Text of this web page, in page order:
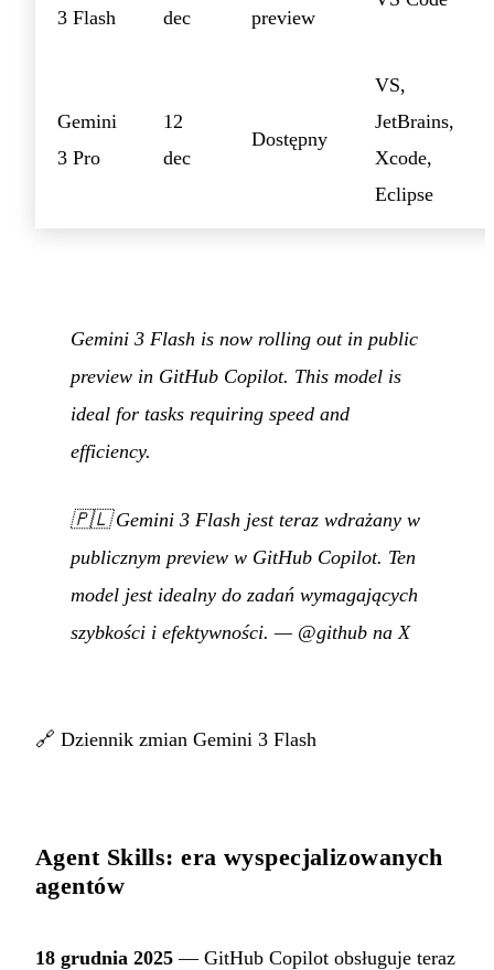
3 Flash dec preview
Gemini
3 Pro
12
dec
Dostępny
VS,
JetBrains,
Xcode,
Eclipse
Gemini 3 Flash is now rolling out in public
preview in GitHub Copilot. This model is
ideal for tasks requiring speed and
efficiency.
🇵🇱Gemini 3 Flash jest teraz wdrażany w
publicznym preview w GitHub Copilot. Ten
model jest idealny do zadań wymagających
szybkości i efektywności. — @github na X
🔗 Dziennik zmian Gemini 3 Flash
Agent Skills: era wyspecjalizowanych
agentów
18 grudnia 2025 — GitHub Copilot obsługuje teraz